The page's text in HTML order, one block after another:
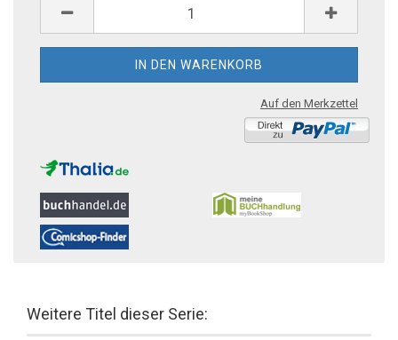
Auf den Merkzettel
Weitere Titel dieser Serie: